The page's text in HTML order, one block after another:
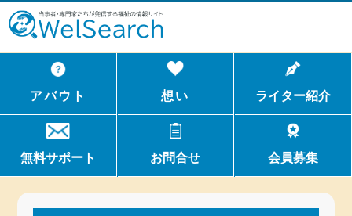
WelSerch
アバウト 想い ライター紹介
無料サポート お問合せ 会員募集